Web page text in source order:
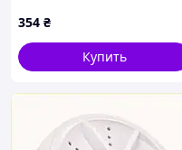
354 ₴
Купить